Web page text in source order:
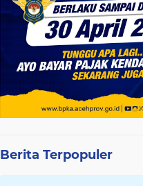
Berita Terpopuler